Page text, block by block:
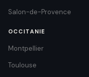
Salon-de-Provence
OCCITANIE
Montpellier
Toulouse